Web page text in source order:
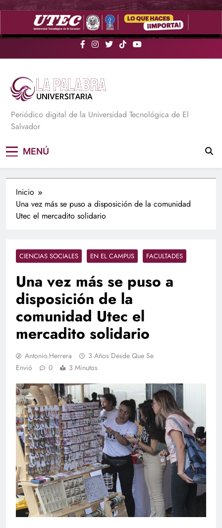
Saltar
La Palabra Universitaria
Periódico digital de la Universidad Tecnológica de El
Salvador
MENÚ
Inicio
Una vez más se puso a disposición de la comunidad
Utec el mercadito solidario
CIENCIAS SOCIALES EN EL CAMPUS FACULTADES
Una vez más se puso a
disposición de la
comunidad Utec el
mercadito solidario
Antonio.herrera
3 Años Desde Que Se
Envió
0 3 Minutos